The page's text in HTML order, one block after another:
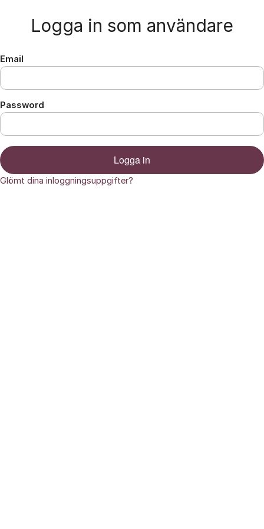
Logga in som användare
Email
Password
Logga in
Glömt dina inloggningsuppgifter?